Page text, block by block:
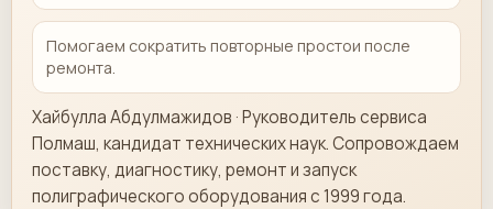
Помогаем сократить повторные простои после
ремонта.
Хайбулла Абдулмажидов · Руководитель сервиса
Полмаш, кандидат технических наук. Сопровождаем
поставку, диагностику, ремонт и запуск
полиграфического оборудования с 1999 года.